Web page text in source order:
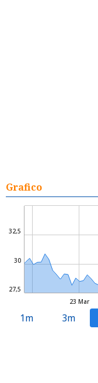
Grafico
23 Mar
27,5
30
32,5
1m 3m